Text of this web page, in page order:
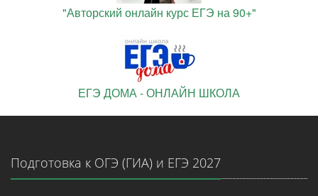
"Авторский онлайн курс ЕГЭ на 90+"
ЕГЭ ДОМА - ОНЛАЙН ШКОЛА
Подготовка к ОГЭ (ГИА) и ЕГЭ 2027